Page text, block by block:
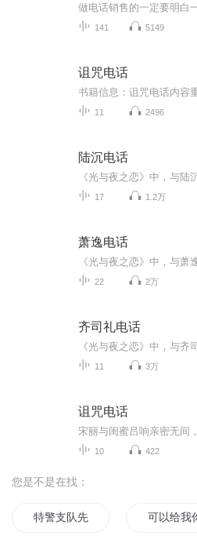
141 5149
诅咒电话
11 2496
陆沉电话
《光与夜之恋》中，与陆
17 1.2万
萧逸电话
《光与夜之恋》中，与萧
22 2万
齐司礼电话
《光与夜之恋》中，与齐
11 3万
诅咒电话
10 422
您是不是在找：
特警支队先锋精英 可以给我